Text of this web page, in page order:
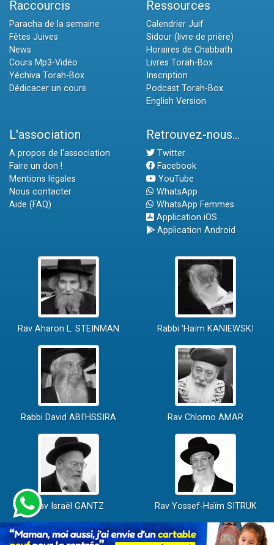
Raccourcis
Paracha de la semaine
Fêtes Juives
News
Cours Mp3-Vidéo
Yéchiva Torah-Box
Dédicacer un cours
Ressources
Calendrier Juif
Sidour (livre de prière)
Horaires de Chabbath
Livres Torah-Box
Inscription
Podcast Torah-Box
English Version
L'association
A propos de l'association
Faire un don !
Mentions légales
Nous contacter
Aide (FAQ)
Retrouvez-nous...
Twitter
Facebook
YouTube
WhatsApp
WhatsApp Femmes
Application iOS
Application Android
Rav Aharon L. STEINMAN Rabbi 'Haïm KANIEWSKI
Rabbi David ABI'HSSIRA Rav Chlomo AMAR
Rav Israël GANTZ Rav Yossef-Haïm SITRUK